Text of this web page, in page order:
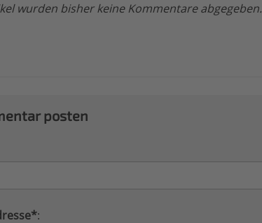
wurden bisher keine Kommentare abgegeben.
posten
: